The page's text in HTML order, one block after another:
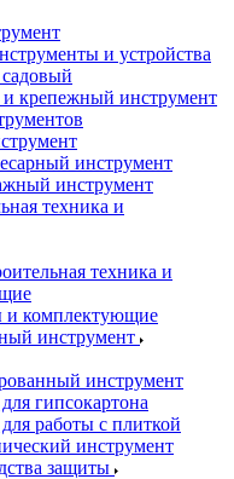
и устройства
крепежный инструмент
инструмент
инструмент
техника и
техника и
и комплектующие
инструмент
инструмент
гипсокартона
работы с плиткой
инструмент
защиты